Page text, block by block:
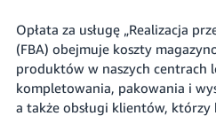
Polski
Opłata za usługę „Realizacja
(FBA) obejmuje koszty
produktów w naszych centrach
kompletowania, pakowania i
a także obsługi klientów, którzy